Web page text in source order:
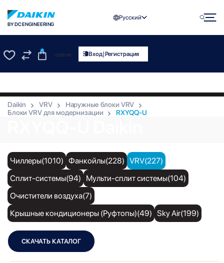
BY DC ENGINEERING
Русский
0
UZS0.00 Вход|Регистрация
Daikin VRV
Наружные блоки VRV
Блоки VRV для модернизации
RXYQQ-U
Чиллеры(1010) Фанкойлы(228) VRV(227)
Сплит-системы(94)
Мульти-сплит системы(104)
Очистители воздуха(7)
Крышные кондиционеры (Руфтопы)(49) Sky Air(199)
СКАЧАТЬ КАТАЛОГ